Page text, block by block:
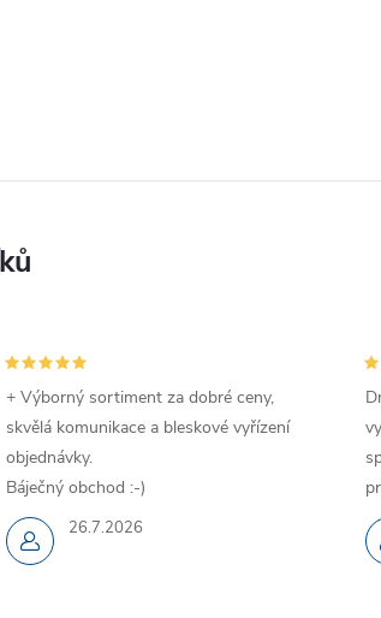
26.7.2026
+ Výborný sortiment za dobré ceny,
skvělá komunikace a bleskové vyřízení
objednávky.
Báječný obchod :-)